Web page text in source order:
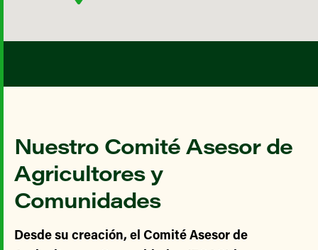
Nuestro Comité Asesor de
Agricultores y
Comunidades
Desde su creación, el Comité Asesor de